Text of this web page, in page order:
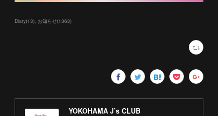
Diary(13) お知らせ(1363)
YOKOHAMA J’s CLUB